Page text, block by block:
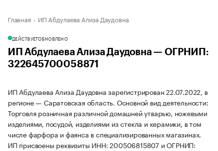
Главная ИП Абдулаева Ализа Даудовна
ДЕЙСТВУЕТОБНОВЛЕНО
ИП Абдулаева Ализа Даудовна — ОГРНИП:
322645700058871
ИП Абдулаева Ализа Даудовна зарегистрирован 22.07.2022, в
регионе — Саратовская область. Основной вид деятельности:
Торговля розничная различной домашней утварью, ножевыми
изделиями, посудой, изделиями из стекла и керамики, в том
числе фарфора и фаянса в специализированных магазинах.
ИП присвоены реквизиты ИНН: 200506815807 и ОГРНИП: